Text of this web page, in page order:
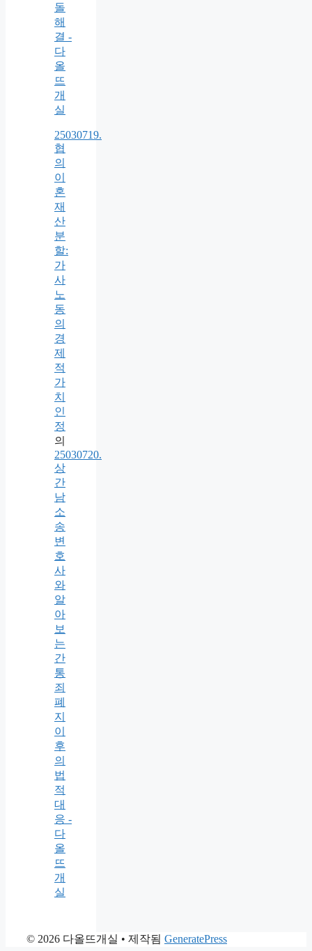
돌
해
결 -
다
올
뜨
개
실
25030719.
협
의
이
혼
재
산
분
할:
가
사
노
동
의
경
제
적
가
치
인
정
의
25030720.
상
간
남
소
송
변
호
사
와
알
아
보
는
간
통
죄
폐
지
이
후
의
법
적
대
응 -
다
올
뜨
개
실
© 2026 다올뜨개실 • 제작됨 GeneratePress